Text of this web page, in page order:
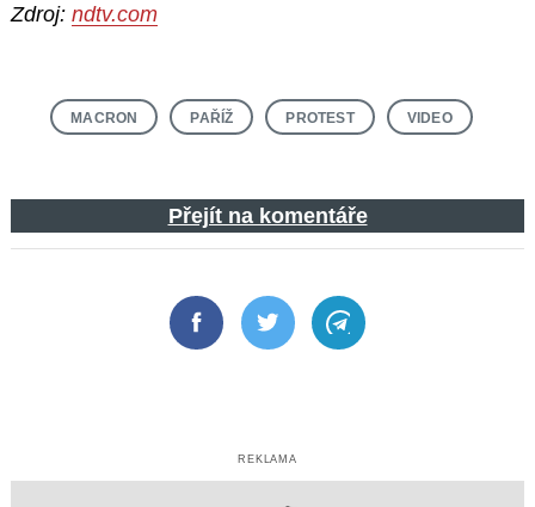
Zdroj: ndtv.com
MACRON PAŘÍŽ PROTEST VIDEO
Přejít na komentáře
FacebookTwitter Telegram
REKLAMA